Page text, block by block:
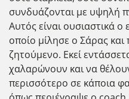
συνδυάζονται με υψηλή
Αυτός είναι ουσιαστικά ο
οποίο μίλησε ο Σάρας και
ζητούμενο. Εκεί
χαλαρώνουν και να
περισσότερο σε κάποια